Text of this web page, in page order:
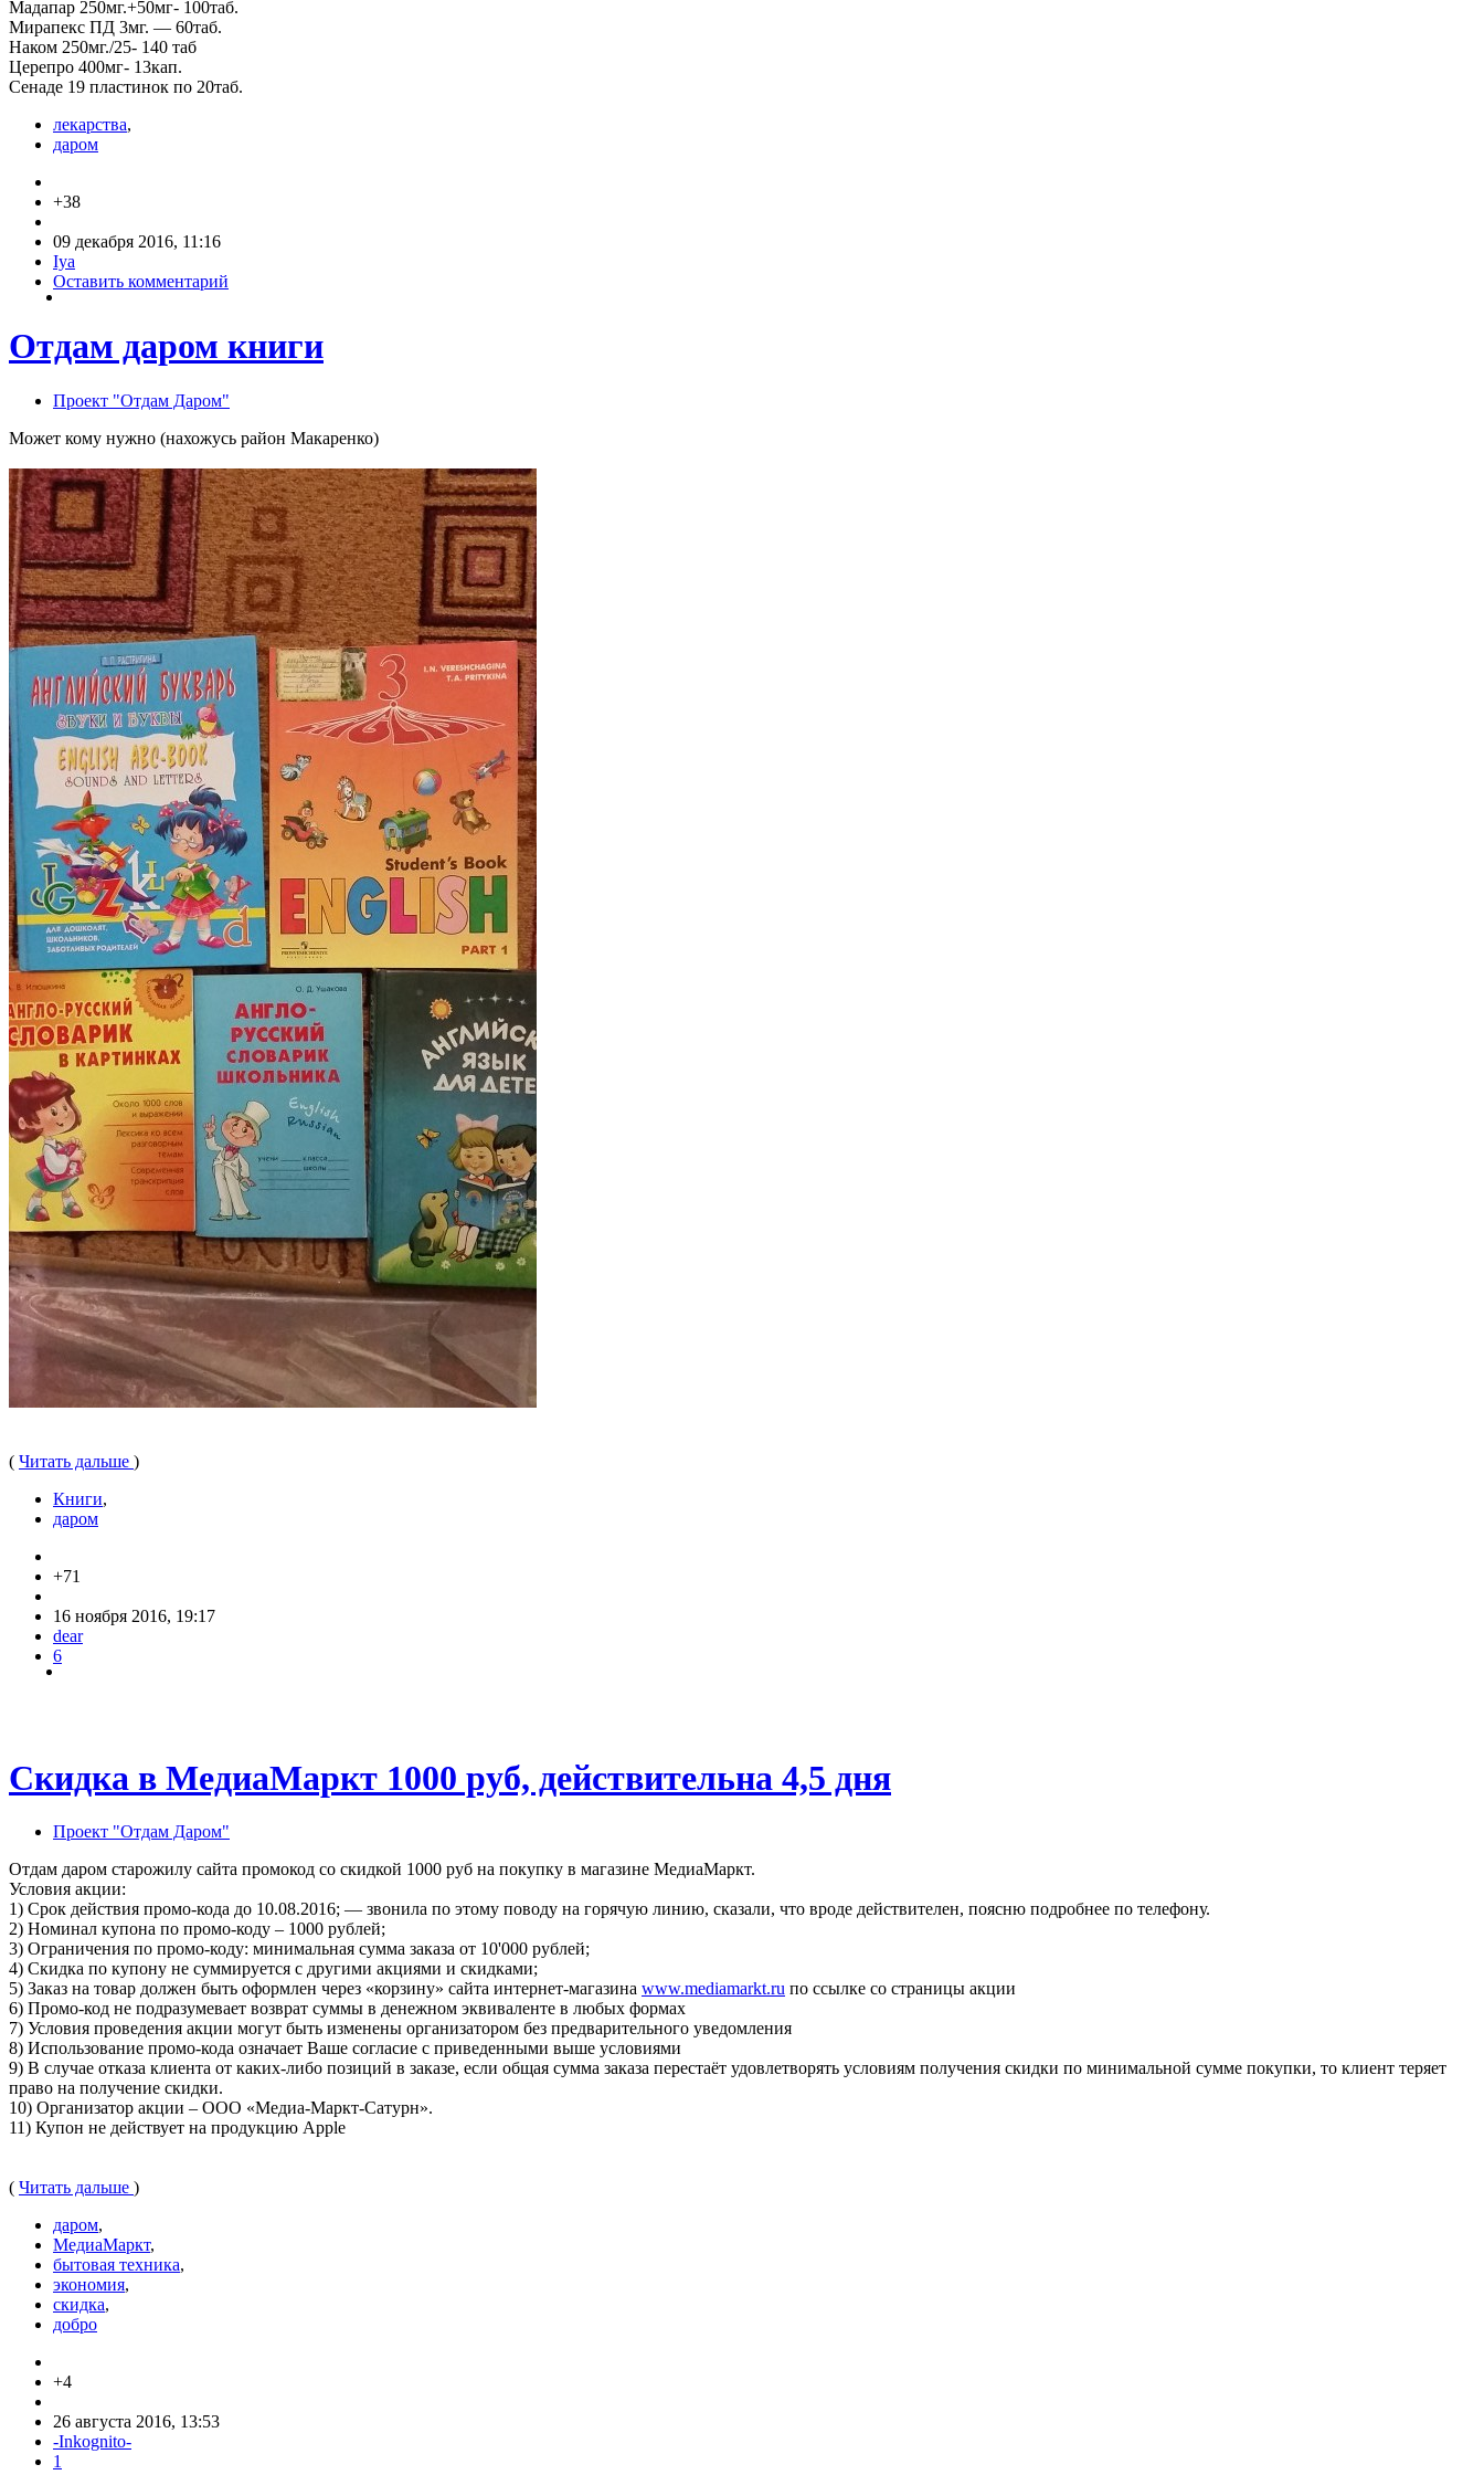
Мадапар 250мг.+50мг- 100таб.
Мирапекс ПД 3мг. — 60таб.
Наком 250мг./25- 140 таб
Церепро 400мг- 13кап.
Сенаде 19 пластинок по 20таб.
лекарства,
даром
+38
09 декабря 2016, 11:16
Iya
Оставить комментарий
Отдам даром книги
Проект "Отдам Даром"
Может кому нужно (нахожусь район Макаренко)
( Читать дальше )
Книги,
даром
+71
16 ноября 2016, 19:17
dear
6
Скидка в МедиаМаркт 1000 руб, действительна 4,5 дня
Проект "Отдам Даром"
Отдам даром старожилу сайта промокод со скидкой 1000 руб на покупку в магазине МедиаМаркт.
Условия акции:
1) Срок действия промо-кода до 10.08.2016; — звонила по этому поводу на горячую линию, сказали, что вроде действителен, поясню подробнее по телефону.
2) Номинал купона по промо-коду – 1000 рублей;
3) Ограничения по промо-коду: минимальная сумма заказа от 10'000 рублей;
4) Скидка по купону не суммируется с другими акциями и скидками;
5) Заказ на товар должен быть оформлен через «корзину» сайта интернет-магазина www.mediamarkt.ru по ссылке со страницы акции
6) Промо-код не подразумевает возврат суммы в денежном эквиваленте в любых формах
7) Условия проведения акции могут быть изменены организатором без предварительного уведомления
8) Использование промо-кода означает Ваше согласие с приведенными выше условиями
9) В случае отказа клиента от каких-либо позиций в заказе, если общая сумма заказа перестаёт удовлетворять условиям получения скидки по минимальной сумме покупки, то клиент теряет
право на получение скидки.
10) Организатор акции – ООО «Медиа-Маркт-Сатурн».
11) Купон не действует на продукцию Apple
( Читать дальше )
даром,
МедиаМаркт,
бытовая техника,
экономия,
скидка,
добро
+4
26 августа 2016, 13:53
-Inkognito-
1